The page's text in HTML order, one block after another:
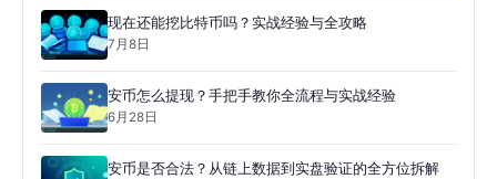
现在还能挖比特币吗？实战经验与全攻略
7月8日
安币怎么提现？手把手教你全流程与实战经验
6月28日
安币是否合法？从链上数据到实盘验证的全方位拆解